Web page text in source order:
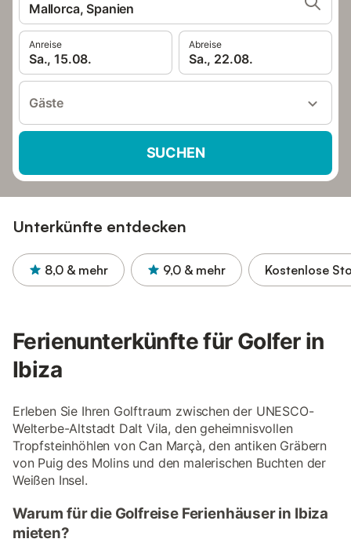
Mallorca, Spanien
Anreise
Sa., 15.08.
Abreise
Sa., 22.08.
Gäste
SUCHEN
Unterkünfte entdecken
8,0 & mehr 9,0 & mehr Kostenlose
Ferienunterkünfte für Golfer in
Ibiza
Erleben Sie Ihren Golftraum zwischen der UNESCO-
Welterbe-Altstadt Dalt Vila, den geheimnisvollen
Tropfsteinhöhlen von Can Marçà, den antiken Gräbern
von Puig des Molins und den malerischen Buchten der
Weißen Insel.
Warum für die Golfreise Ferienhäuser in Ibiza
mieten?